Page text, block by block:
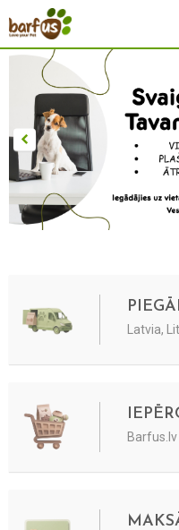
Latvia,